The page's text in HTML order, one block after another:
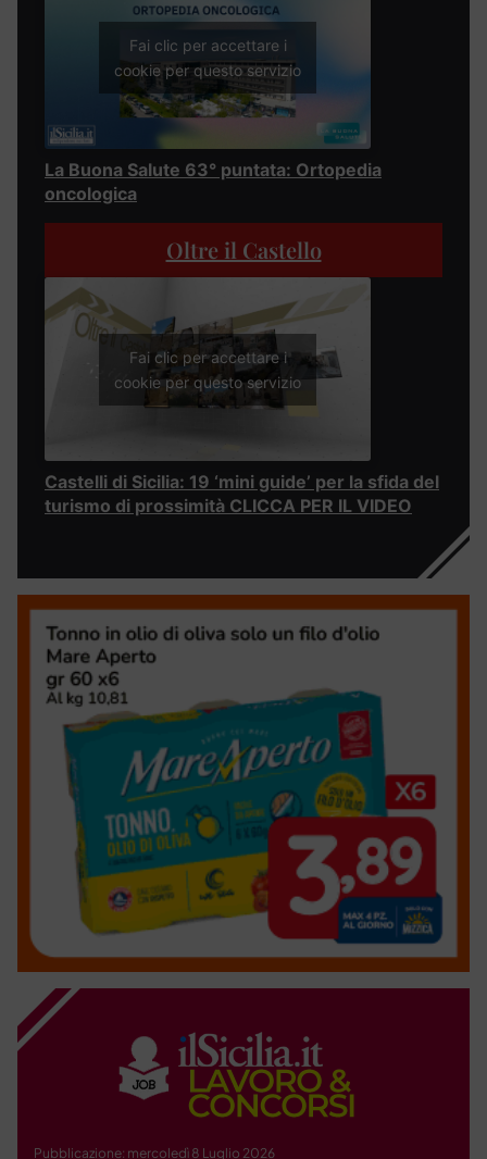
Fai clic per accettare i
cookie per questo servizio
La Buona Salute 63° puntata: Ortopedia
oncologica
Oltre il Castello
Fai clic per accettare i
cookie per questo servizio
Castelli di Sicilia: 19 ‘mini guide’ per la sfida del
turismo di prossimità CLICCA PER IL VIDEO
Pubblicazione: mercoledì 8 Luglio 2026